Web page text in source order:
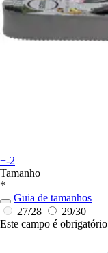
+-2
Tamanho
*
Guia de tamanhos
27/28
29/30
Este campo é obrigatório